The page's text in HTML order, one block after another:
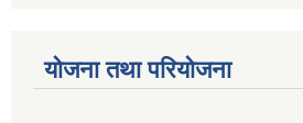
योजना तथा परियोजना